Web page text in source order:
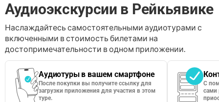
Аудиоэкскурсии в Рейкьявике
Наслаждайтесь самостоятельными аудиотурами с
включенными в стоимость билетами на
достопримечательности в одном приложении.
Аудиотуры в вашем смартфоне
После покупки вы получите ссылку для
загрузки приложения для участия в этом
туре.
С
сами